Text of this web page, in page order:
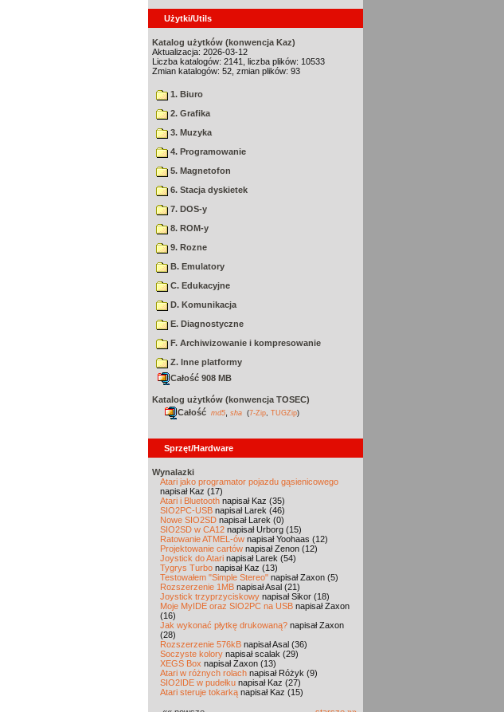
Użytki/Utils
Katalog użytków (konwencja Kaz)
Aktualizacja: 2026-03-12
Liczba katalogów: 2141, liczba plików: 10533
Zmian katalogów: 52, zmian plików: 93
1. Biuro
2. Grafika
3. Muzyka
4. Programowanie
5. Magnetofon
6. Stacja dyskietek
7. DOS-y
8. ROM-y
9. Rozne
B. Emulatory
C. Edukacyjne
D. Komunikacja
E. Diagnostyczne
F. Archiwizowanie i kompresowanie
Z. Inne platformy
Całość 908 MB
Katalog użytków (konwencja TOSEC)
Całość md5 sha (7-Zip TUGZip)
Sprzęt/Hardware
Wynalazki
Atari jako programator pojazdu gąsienicowego
napisał Kaz (17)
Atari i Bluetooth napisał Kaz (35)
SIO2PC-USB napisał Larek (46)
Nowe SIO2SD napisał Larek (0)
SIO2SD w CA12 napisał Urborg (15)
Ratowanie ATMEL-ów napisał Yoohaas (12)
Projektowanie cartów napisał Zenon (12)
Joystick do Atari napisał Larek (54)
Tygrys Turbo napisał Kaz (13)
Testowałem "Simple Stereo" napisał Zaxon (5)
Rozszerzenie 1MB napisał Asal (21)
Joystick trzyprzyciskowy napisał Sikor (18)
Moje MyIDE oraz SIO2PC na USB napisał Zaxon
(16)
Jak wykonać płytkę drukowaną? napisał Zaxon
(28)
Rozszerzenie 576kB napisał Asal (36)
Soczyste kolory napisał scalak (29)
XEGS Box napisał Zaxon (13)
Atari w różnych rolach napisał Różyk (9)
SIO2IDE w pudełku napisał Kaz (27)
Atari steruje tokarką napisał Kaz (15)